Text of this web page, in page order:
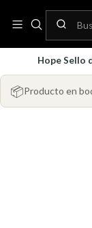
Envíos gratis
Hope Sello
📦Producto en